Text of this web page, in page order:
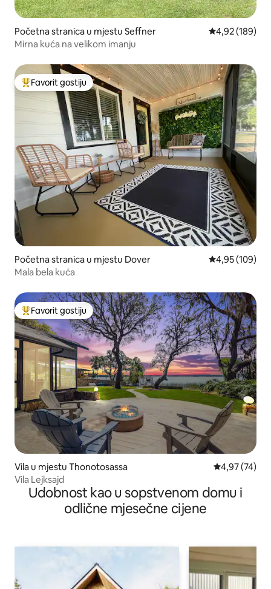
Početna stranica u mjestu Seffner prosječna
4,92 (189)
Mirna kuća na velikom imanju
Glavni favorit gostiju
Favorit gostiju
Početna stranica u mjestu Dover prosječna
4,95 (109)
Mala bela kuća
Glavni favorit gostiju
Favorit gostiju
Vila u mjestu Thonotosassa prosječna
4,97 (74)
Vila Lejksajd
Udobnost kao u sopstvenom domu i
odlične mjesečne cijene